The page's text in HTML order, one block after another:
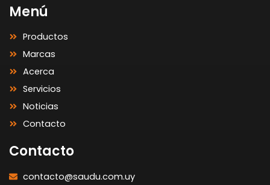
Menú
Productos
Marcas
Acerca
Servicios
Noticias
Contacto
Contacto
contacto@saudu.com.uy